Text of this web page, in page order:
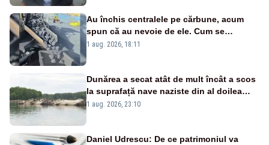
Au închis centralele pe cărbune, acum
spun că au nevoie de ele. Cum se
pasează vina în plină criză energetică
1 aug. 2026, 18:11
Dunărea a secat atât de mult încât a scos
la suprafață nave naziste din al doilea
război mondial
1 aug. 2026, 23:10
Daniel Udrescu: De ce patrimoniul va